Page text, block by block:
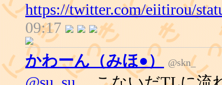
https://twitter.com/eiitirou/
09:17
かわーん（みほ●）
@skn_